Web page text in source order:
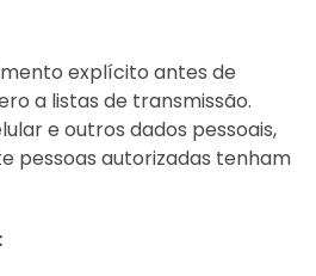
explícito antes de
a listas de transmissão.
e outros dados pessoais,
pessoas autorizadas tenham